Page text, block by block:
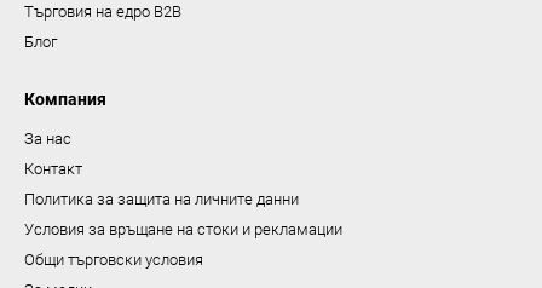
е
Търговия на едро B2B
Блог
Компания
За нас
Контакт
Политика за защита на личните данни
Условия за връщане на стоки и рекламации
Общи търговски условия